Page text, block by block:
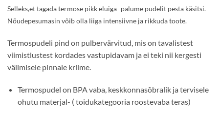
Selleks,et tagada termose pikk eluiga- palume pudelit pesta käsitsi.
Nõudepesumasin võib olla liiga intensiivne ja rikkuda toote.
Termospudeli pind on pulbervärvitud, mis on tavalistest
viimistlustest kordades vastupidavam ja ei teki nii kergesti
välimisele pinnale kriime.
Termospudel on BPA vaba, keskkonnasõbralik ja tervisele
ohutu materjal- ( toidukategooria roostevaba teras)